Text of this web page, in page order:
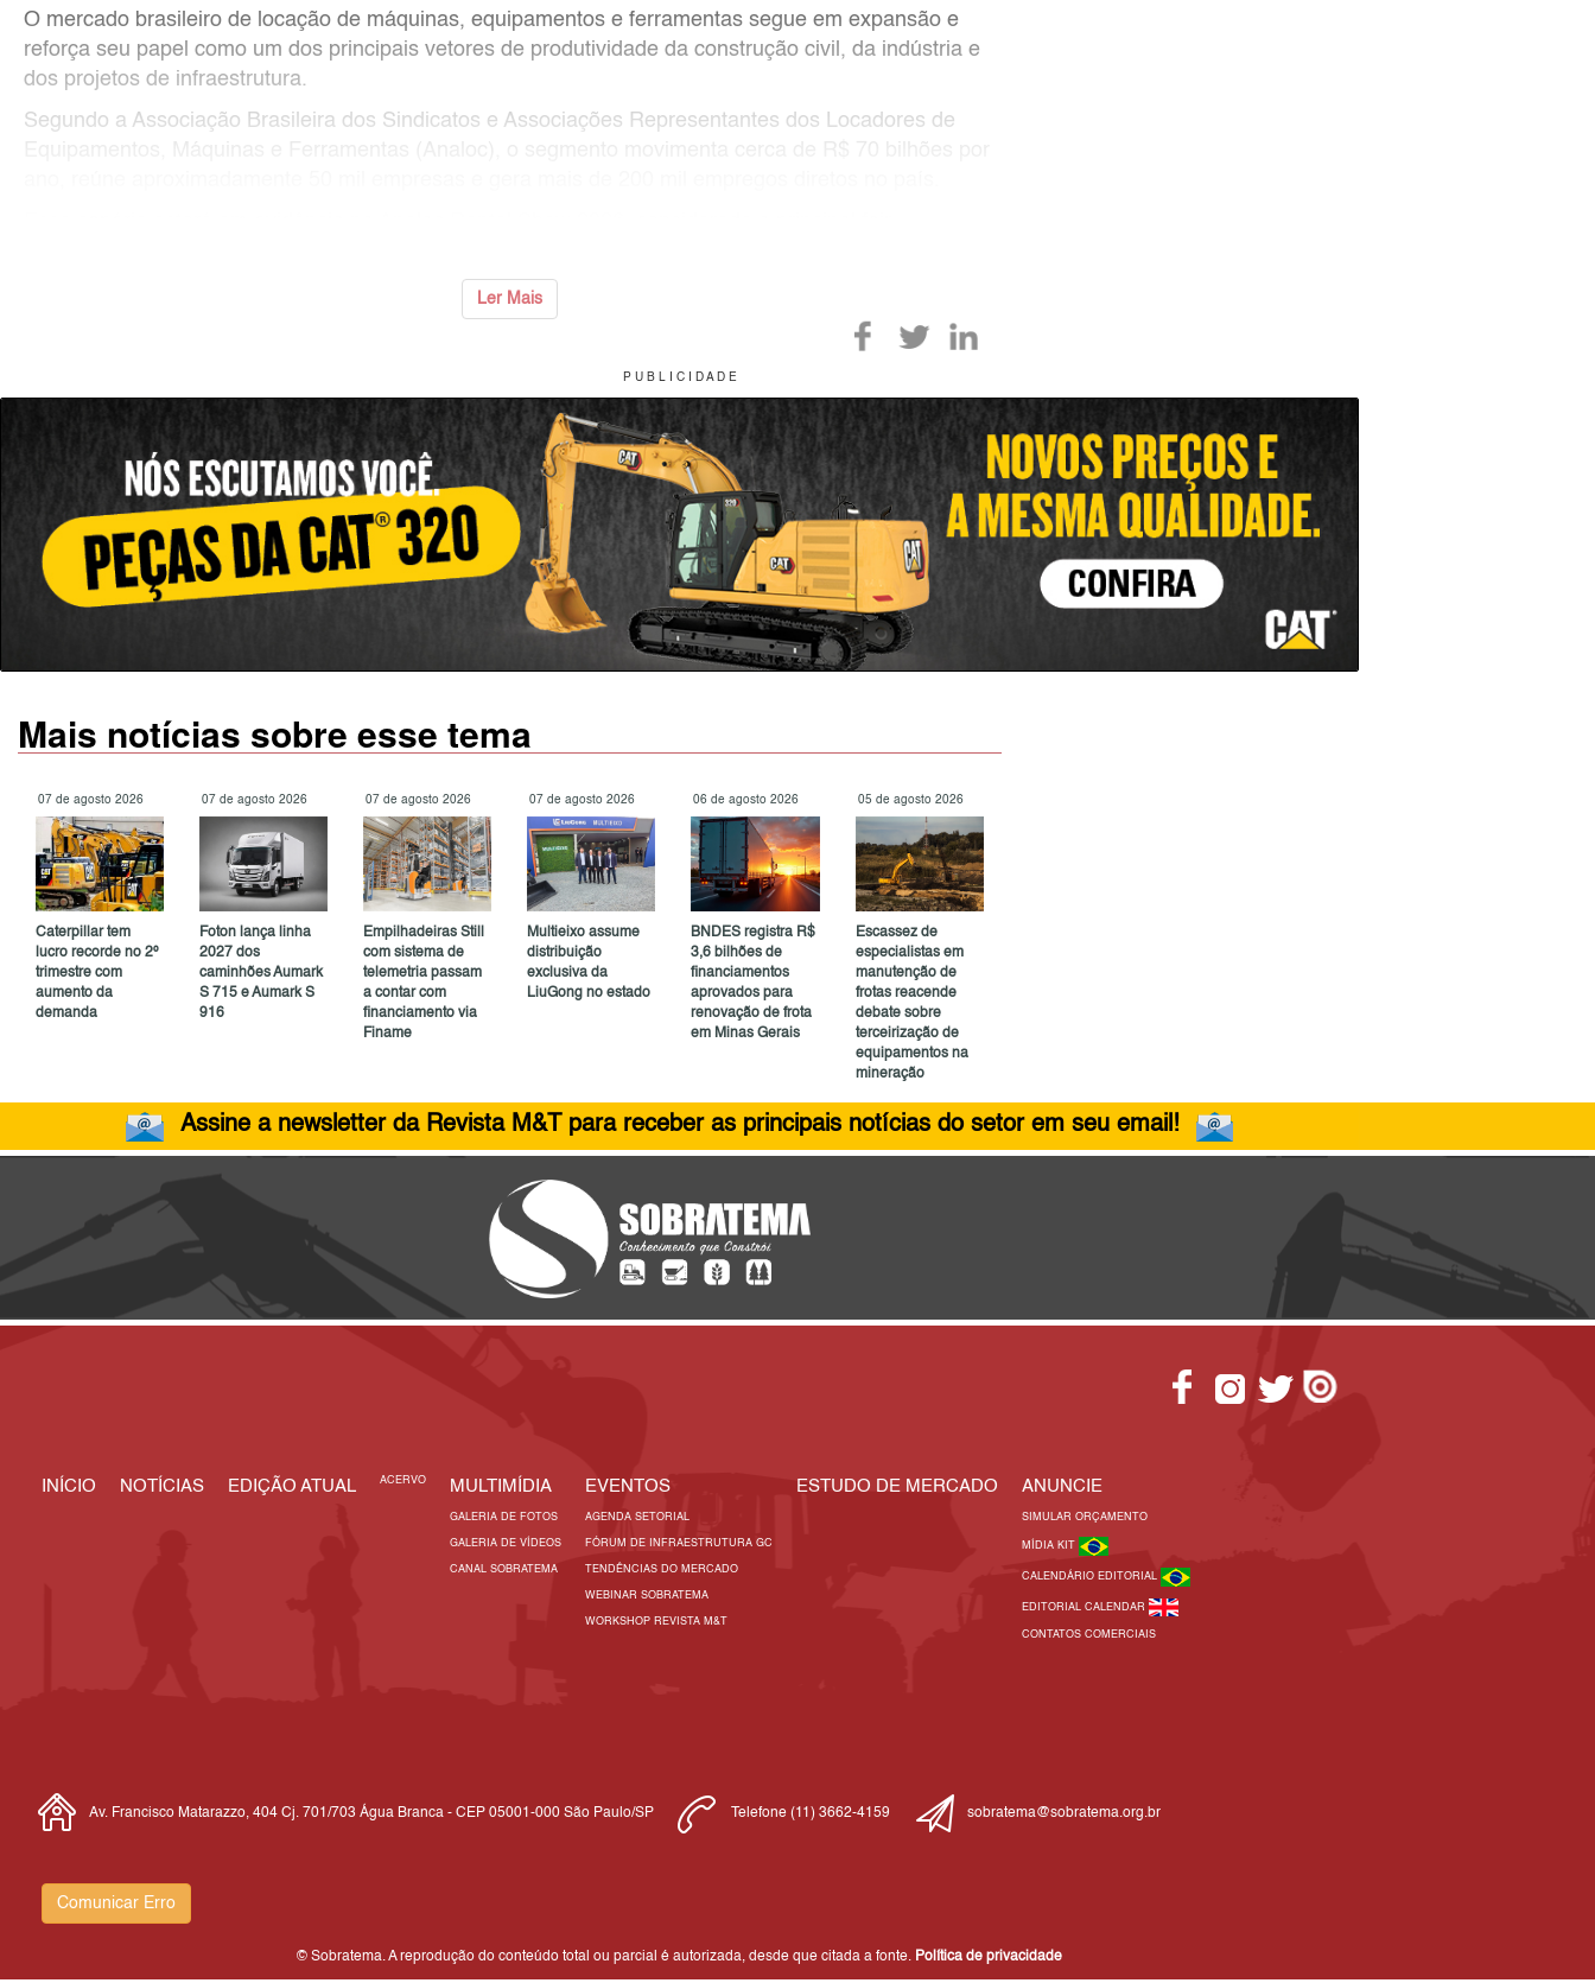
O mercado brasileiro de locação de máquinas, equipamentos e ferramentas segue em expansão e
reforça seu papel como um dos principais vetores de produtividade da construção civil, da indústria e
dos projetos de infraestrutura.
Segundo a Associação Brasileira dos Sindicatos e Associações Representantes dos Locadores de
Ler Mais
P U B L I C I D A D E
Mais notícias sobre esse tema
07 de agosto 2026
Caterpillar tem
lucro recorde no 2º
trimestre com
aumento da
demanda
07 de agosto 2026
Foton lança linha
2027 dos
caminhões Aumark
S 715 e Aumark S
916
07 de agosto 2026
Empilhadeiras Still
com sistema de
telemetria passam
a contar com
financiamento via
Finame
07 de agosto 2026
Multieixo assume
distribuição
exclusiva da
LiuGong no estado
06 de agosto 2026
BNDES registra R$
3,6 bilhões de
financiamentos
aprovados para
renovação de frota
em Minas Gerais
05 de agosto 2026
Escassez de
especialistas em
manutenção de
frotas reacende
debate sobre
terceirização de
equipamentos na
mineração
Assine a newsletter da Revista M&T para receber as principais notícias do setor em seu email!
INÍCIO NOTÍCIAS EDIÇÃO ATUAL ACERVO MULTIMÍDIA
GALERIA DE FOTOS
GALERIA DE VÍDEOS
CANAL SOBRATEMA
EVENTOS
AGENDA SETORIAL
FÓRUM DE INFRAESTRUTURA GC
TENDÊNCIAS DO MERCADO
WEBINAR SOBRATEMA
WORKSHOP REVISTA M&T
ESTUDO DE MERCADO ANUNCIE
SIMULAR ORÇAMENTO
MÍDIA KIT
CALENDÁRIO EDITORIAL
EDITORIAL CALENDAR
CONTATOS COMERCIAIS
Av. Francisco Matarazzo, 404 Cj. 701/703 Água Branca - CEP 05001-000 São Paulo/SP Telefone (11) 3662-4159 sobratema@sobratema.org.br
Comunicar Erro
© Sobratema. A reprodução do conteúdo total ou parcial é autorizada, desde que citada a fonte. Política de privacidade